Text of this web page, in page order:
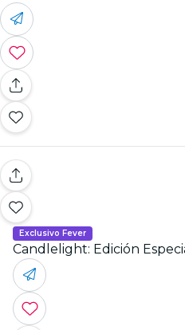
Exclusivo Fever
Candlelight: Edición